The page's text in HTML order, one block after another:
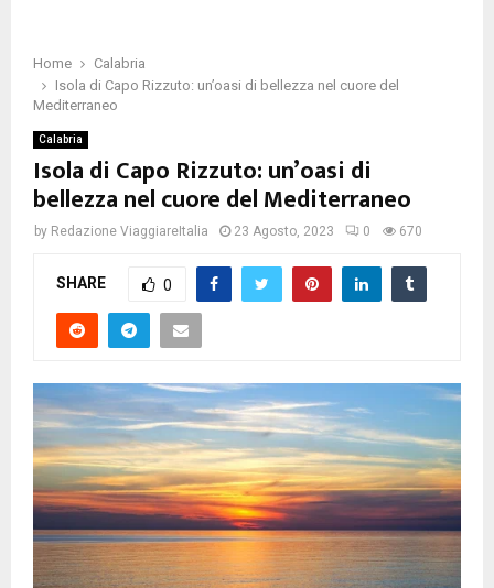
Home
Calabria
Isola di Capo Rizzuto: un’oasi di bellezza nel cuore del
Mediterraneo
Calabria
Isola di Capo Rizzuto: un’oasi di
bellezza nel cuore del Mediterraneo
by Redazione ViaggiareItalia 23 Agosto, 2023 0 670
SHARE 0